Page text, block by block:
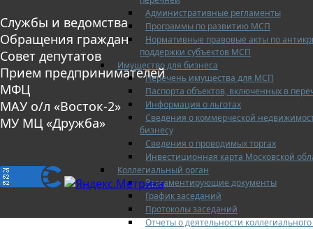
Административные регламенты
Программы по развитию МСП
Нормативные правовые акты по
поддержки субъектов МСП
Имущество для бизнеса
Перечень имущества для МСП
Паспорта объектов, включенных в
Информация о льготах
Сведения о коммерческой
бизнесу
Сведения о проводимых торгах
Инвестиционная карта Московской
Коллегиальный орган
Регламентирующие документы
График заседаний
Протоколы заседаний
Отчеты о деятельности
Службы и ведомства
Обращения граждан
Совет депутатов
Прием предпринимателей
МФЦ
МАУ о/л «Восток-2»
МУ МЦ «Дружба»